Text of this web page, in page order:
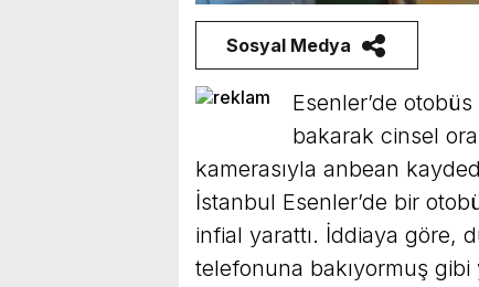
Sosyal Medya
Esenler’de
bakarak cinsel
kamerasıyla anbean
İstanbul Esenler’de bir
infial yarattı. İddiaya göre,
telefonuna bakıyormuş